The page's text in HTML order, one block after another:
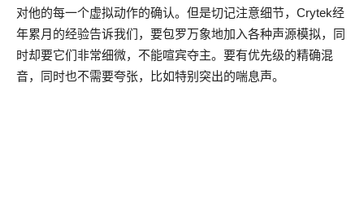
对他的每一个虚拟动作的确认。但是切记注意细节，Crytek经
年累月的经验告诉我们，要包罗万象地加入各种声源模拟，同
时却要它们非常细微，不能喧宾夺主。要有优先级的精确混
音，同时也不需要夸张，比如特别突出的喘息声。